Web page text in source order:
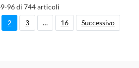
96 di 744 articoli
2 3 … 16 Successivo